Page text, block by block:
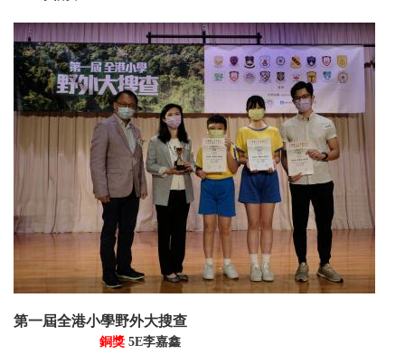
第一屆全港小學野外大搜查
銅獎 5E李嘉鑫